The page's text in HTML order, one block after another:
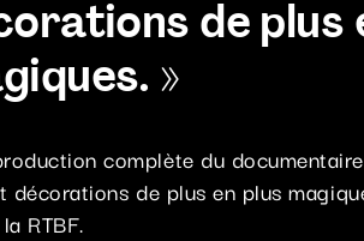
de plus
»
complète du
décorations de plus en plus
RTBF.